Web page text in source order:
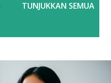
TUNJUKKAN SEMUA